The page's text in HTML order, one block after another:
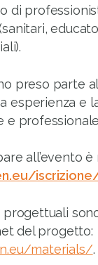
di
preso parte
esperienza e
e
all’evento è
progettuali
del progetto:
materials/.